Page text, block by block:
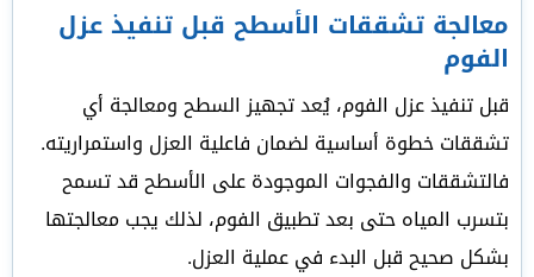
معالجة تشققات الأسطح قبل تنفيذ عزل
الفوم
قبل تنفيذ عزل الفوم، يُعد تجهيز السطح ومعالجة أي
تشققات خطوة أساسية لضمان فاعلية العزل واستمراريته.
فالتشققات والفجوات الموجودة على الأسطح قد تسمح
بتسرب المياه حتى بعد تطبيق الفوم، لذلك يجب معالجتها
بشكل صحيح قبل البدء في عملية العزل.